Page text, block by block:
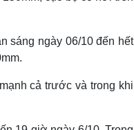
sáng ngày 06/10 đến hết
cả trước và trong khi